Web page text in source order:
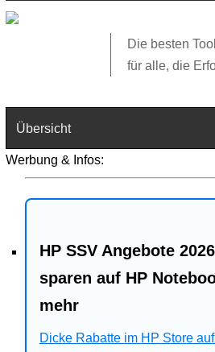
Die besten
für alle, die
Übersicht
Technik
Web
Business
Angebote
Werbung & Infos:
HP SSV Angebote
sparen auf HP
mehr
Dicke Rabatte im HP Store